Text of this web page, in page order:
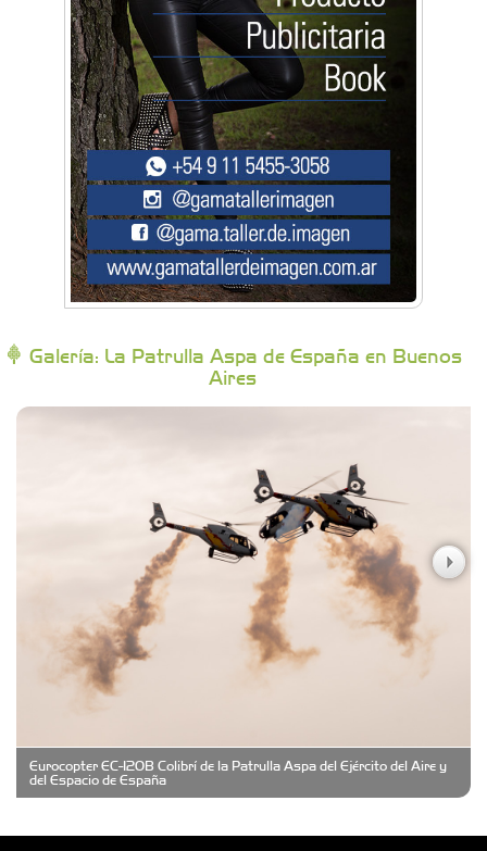
Artística Veral
BAIC Ramos Mejía
Brisé Estudio de Danzas
Buenos Aires Equipar
Campoy Federik - Productores Asesores de
Seguros
Carniceria y granja El Viejo Peña
Casa Berta
Clima Castelar
CONSERVAS YAMASIRO
Cubanico´s - Cubanitos Rellenos!
Galería: La Patrulla Aspa de España en Buenos
Aires
Eurocopter EC-120B Colibrí de la Patrulla Aspa del Ejército del Aire y
del Espacio de España